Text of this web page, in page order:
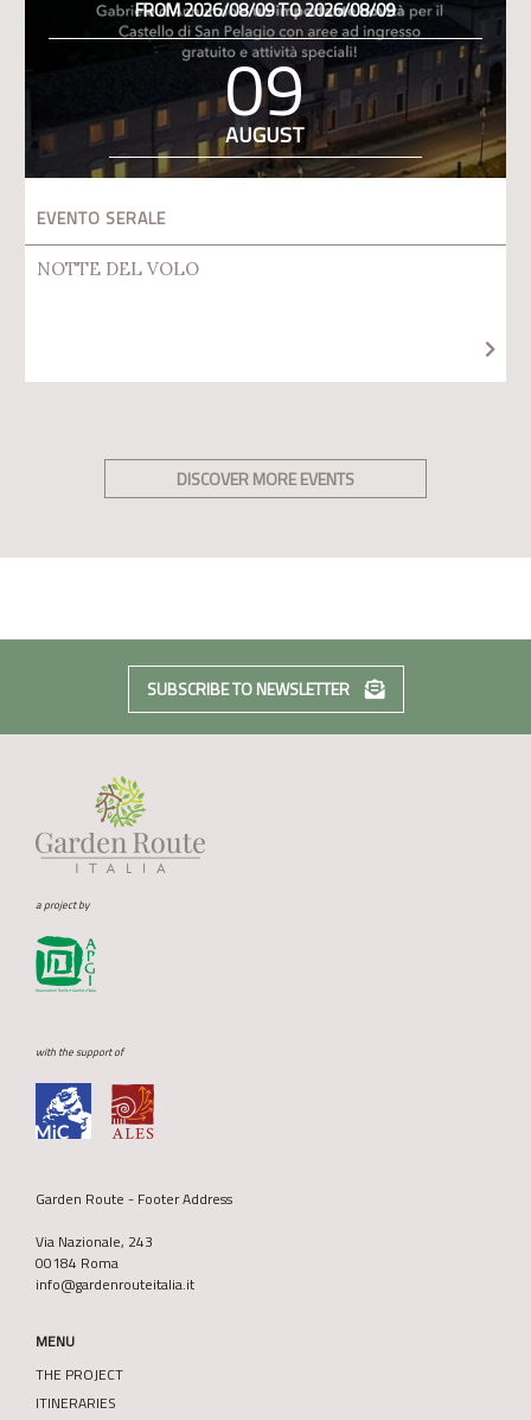
FROM 2026/08/09 TO 2026/08/09
09
AUGUST
EVENTO SERALE
NOTTE DEL VOLO
DISCOVER MORE EVENTS
SUBSCRIBE TO NEWSLETTER
a project by
with the support of
Garden Route - Footer Address
Via Nazionale, 243
00184 Roma
info@gardenrouteitalia.it
MENU
THE PROJECT
ITINERARIES